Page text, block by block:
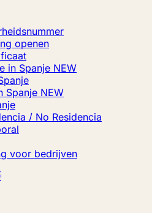
openen
in Spanje NEW
Spanje NEW
/ No Residencia
voor bedrijven